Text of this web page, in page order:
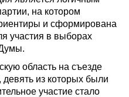
на котором
и сформирована
участия в выборах
область на съезде
девять из которых были
участие стало